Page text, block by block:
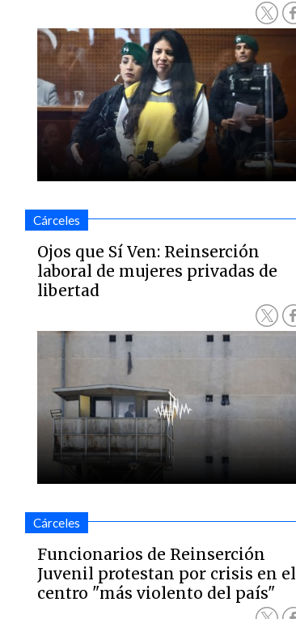
Cárceles
Ojos que Sí Ven: Reinserción
laboral de mujeres privadas de
libertad
Cárceles
Funcionarios de Reinserción
Juvenil protestan por crisis en el
centro "más violento del país"